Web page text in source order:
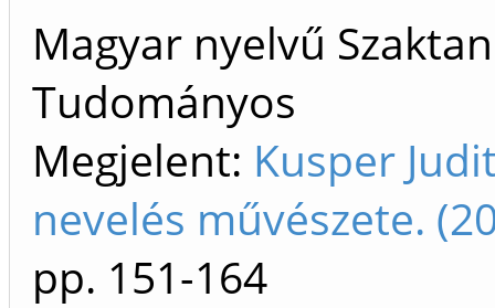
Magyar nyelvű
Tudományos
Megjelent: Kusper
nevelés művészete.
pp. 151-164